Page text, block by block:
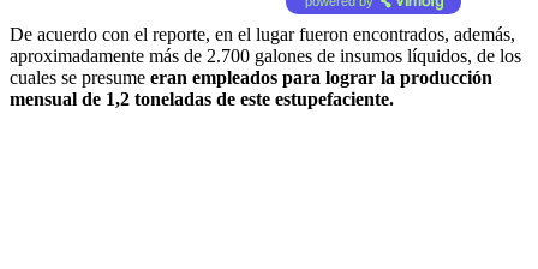
De acuerdo con el reporte, en el lugar fueron encontrados, además,
aproximadamente más de 2.700 galones de insumos líquidos, de los
cuales se presume eran empleados para lograr la producción
mensual de 1,2 toneladas de este estupefaciente.